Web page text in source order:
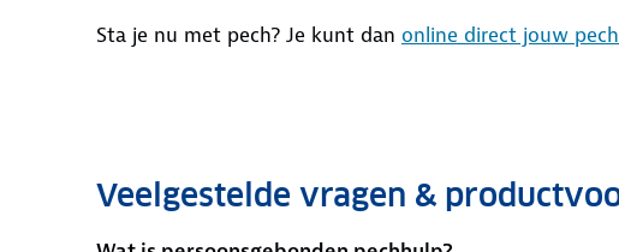
Sta je nu met pech? Je kunt dan online direct jouw
Veelgestelde vragen &